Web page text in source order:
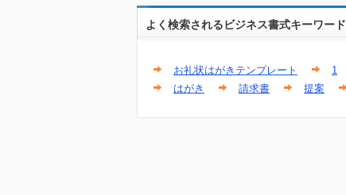
よく検索されるビジネス書式キーワード
お礼状はがきテンプレート 1
はがき
請求書 提案